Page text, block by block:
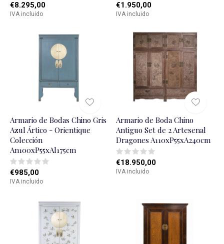
€8.295,00
IVA incluido
€1.950,00
IVA incluido
Armario de Bodas Chino Gris
Azul Ártico - Orientique
Colección
An100xP55xAl175cm
€985,00
IVA incluido
Armario de Boda Chino
Antiguo Set de 2 Artesenal
Dragones A110xP55xA240cm
€18.950,00
IVA incluido